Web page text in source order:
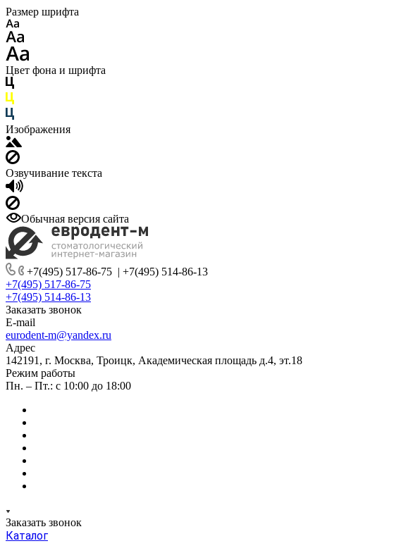
Размер шрифта
Цвет фона и шрифта
Изображения
Озвучивание текста
Обычная версия сайта
+7(495) 517-86-75 | +7(495) 514-86-13
+7(495) 517-86-75
+7(495) 514-86-13
Заказать звонок
E-mail
eurodent-m@yandex.ru
Адрес
142191, г. Москва, Троицк, Академическая площадь д.4, эт.18
Режим работы
Пн. – Пт.: с 10:00 до 18:00
Заказать звонок
Каталог